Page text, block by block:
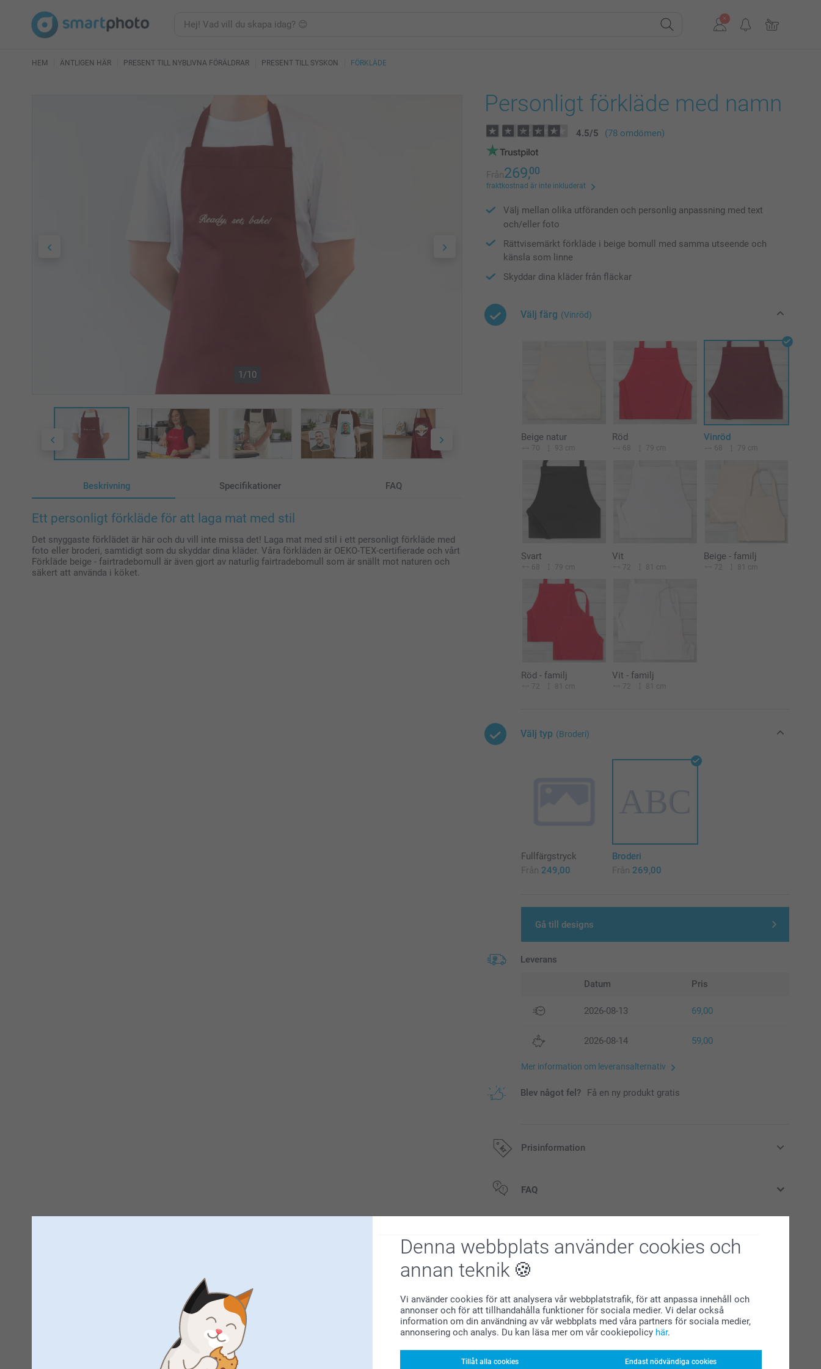
Denna webbplats använder cookies och
annan teknik
Vi använder cookies för att analysera vår webbplatstrafik, för att anpassa innehåll och
annonser och för att tillhandahålla funktioner för sociala medier. Vi delar också
information om din användning av vår webbplats med våra partners för sociala medier,
annonsering och analys. Du kan läsa mer om vår cookiepolicy här.
Tillåt alla cookies Endast nödvändiga cookies
HEM ÄNTLIGEN HÄR PRESENT TILL NYBLIVNA FÖRÄLDRAR PRESENT TILL SYSKON FÖRKLÄDE
1/10
Beskrivning Specifikationer FAQ
Ett personligt förkläde för att laga mat med stil
Det snyggaste förklädet är här och du vill inte missa det! Laga mat med stil i ett personligt förkläde med
foto eller broderi, samtidigt som du skyddar dina kläder. Våra förkläden är OEKO-TEX-certifierade och vårt
Förkläde beige - fairtradebomull är även gjort av naturlig fairtradebomull som är snällt mot naturen och
säkert att använda i köket.
Personligt förkläde med namn
4.5/5 (78 omdömen)
Från269,00
fraktkostnad är inte inkluderat
Välj mellan olika utföranden och personlig anpassning med text
och/eller foto
Rättvisemärkt förkläde i beige bomull med samma utseende och
känsla som linne
Skyddar dina kläder från fläckar
Välj färg (Vinröd)
Beige natur
70 93 cm
Röd
68 79 cm
Vinröd
68 79 cm
Svart
68 79 cm
Vit
72 81 cm
Beige - familj
72 81 cm
Röd - familj
72 81 cm
Vit - familj
72 81 cm
Välj typ (Broderi)
Fullfärgstryck
Från 249,00
Broderi
Från 269,00
Gå till designs
Leverans
Datum Pris
2026-08-13 69,00
2026-08-14 59,00
Mer information om leveransalternativ
Blev något fel? Få en ny produkt gratis
Prisinformation
Alla priser är i svenska kronor (SEK), inklusive moms och exklusive porto.
FAQ
14
Relaterade produkter
Skärbräda i trä
Från 289,00
(19 omdömen)
(5 omdömen)
4 varianter
169,00